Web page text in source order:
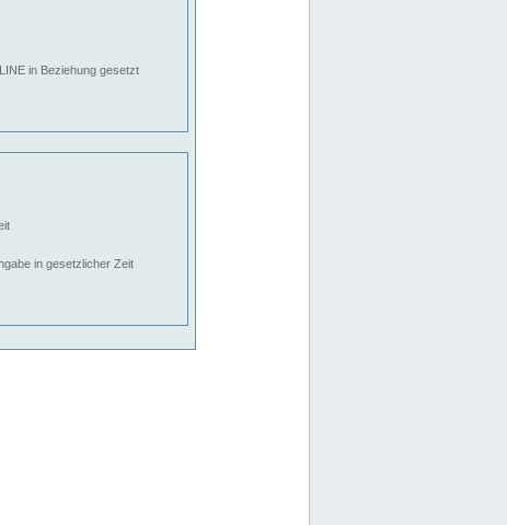
in Beziehung gesetzt
in gesetzlicher Zeit